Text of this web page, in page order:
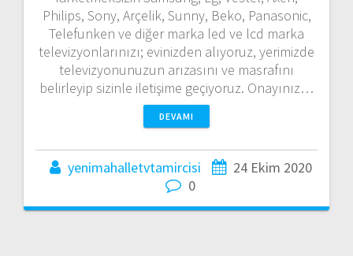
Philips, Sony, Arçelik, Sunny, Beko, Panasonic,
Telefunken ve diğer marka led ve lcd marka
televizyonlarınızı; evinizden alıyoruz, yerimizde
televizyonunuzun arızasını ve masrafını
belirleyip sizinle iletişime geçiyoruz. Onayınız…
DEVAMI
yenimahalletvtamircisi
24 Ekim 2020
0